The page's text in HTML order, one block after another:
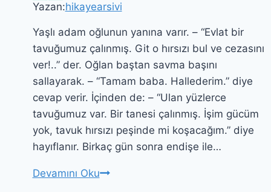
Yazan:hikayearsivi
Yaşlı adam oğlunun yanına varır. – “Evlat bir
tavuğumuz çalınmış. Git o hırsızı bul ve cezasını
ver!..” der. Oğlan baştan savma başını
sallayarak. – “Tamam baba. Hallederim.” diye
cevap verir. İçinden de: – “Ulan yüzlerce
tavuğumuz var. Bir tanesi çalınmış. İşim gücüm
yok, tavuk hırsızı peşinde mi koşacağım.” diye
hayıflanır. Birkaç gün sonra endişe ile…
Devamını OkuKart